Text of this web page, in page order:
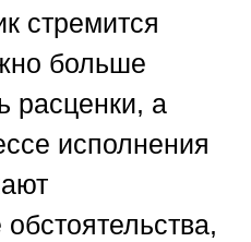
стремится
больше
расценки, а
исполнения